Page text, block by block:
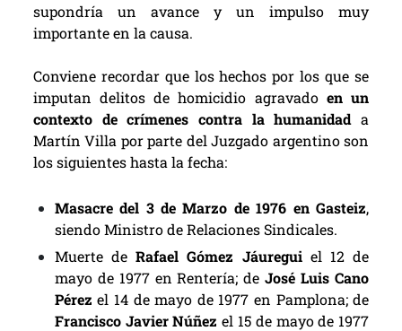
supondría un avance y un impulso muy
importante en la causa.
Conviene recordar que los hechos por los que se
imputan delitos de homicidio agravado en un
contexto de crímenes contra la humanidad a
Martín Villa por parte del Juzgado argentino son
los siguientes hasta la fecha:
Masacre del 3 de Marzo de 1976 en Gasteiz,
siendo Ministro de Relaciones Sindicales.
Muerte de Rafael Gómez Jáureguiel 12 de
mayo de 1977 en Rentería; deJosé Luis Cano
Pérez el 14 de mayo de 1977 en Pamplona; de
Francisco Javier Núñez el 15 de mayo de 1977